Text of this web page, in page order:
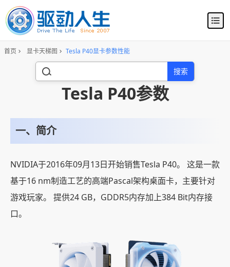
首页 显卡天梯图 Tesla P40显卡参数性能
搜索
Tesla P40参数
一、简介
NVIDIA于2016年09月13日开始销售Tesla P40。 这是一款
基于16 nm制造工艺的高端Pascal架构桌面卡，主要针对
游戏玩家。 提供24 GB，GDDR5内存加上384 Bit内存接
口。